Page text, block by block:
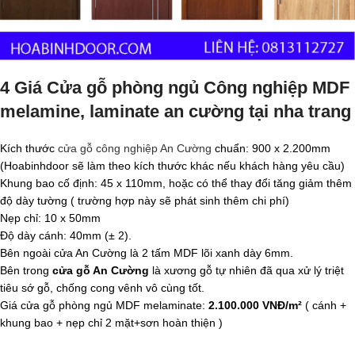
4 Giá Cửa gỗ phòng ngủ Công nghiệp MDF
melamine, laminate an cường tại nha trang
Kích thước cửa gỗ công nghiệp An Cường chuẩn: 900 x 2.200mm
(Hoabinhdoor sẽ làm theo kích thước khác nếu khách hàng yêu cầu)
Khung bao cố định: 45 x 110mm, hoặc có thể thay đổi tăng giảm thêm
độ dày tường ( trường hợp này sẽ phát sinh thêm chi phí)
Nẹp chỉ: 10 x 50mm
Độ dày cánh: 40mm (± 2).
Bên ngoài cửa An Cường là 2 tấm MDF lõi xanh dày 6mm.
Bên trong cửa gỗ An Cường là xương gỗ tự nhiên đã qua xử lý triệt
tiêu sớ gỗ, chống cong vênh vô cùng tốt.
Giá cửa gỗ phòng ngủ MDF melaminate: 2.100.000 VNĐ/m² ( cánh +
khung bao + nẹp chỉ 2 mặt+sơn hoàn thiện )